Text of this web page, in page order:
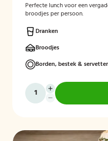
Perfecte lunch voor een
broodjes per persoon.
Dranken
Broodjes
Borden, bestek &